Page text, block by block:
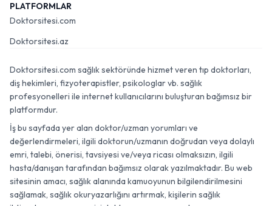
PLATFORMLAR
Doktorsitesi.com
Doktorsitesi.az
Doktorsitesi.com sağlık sektöründe hizmet veren tıp doktorları,
diş hekimleri, fizyoterapistler, psikologlar vb. sağlık
profesyonelleri ile internet kullanıcılarını buluşturan bağımsız bir
platformdur.
İş bu sayfada yer alan doktor/uzman yorumları ve
değerlendirmeleri, ilgili doktorun/uzmanın doğrudan veya dolaylı
emri, talebi, önerisi, tavsiyesi ve/veya ricası olmaksızın, ilgili
hasta/danışan tarafından bağımsız olarak yazılmaktadır. Bu web
sitesinin amacı, sağlık alanında kamuoyunun bilgilendirilmesini
sağlamak, sağlık okuryazarlığını artırmak, kişilerin sağlık